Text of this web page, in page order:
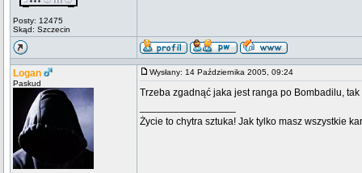
Posty: 12475
Skąd: Szczecin
Logan
Paskud
Wysłany: 14 Października 2005, 09:24
Trzeba zgadnąć jaka jest ranga po Bombadilu,
Życie to chytra sztuka! Jak tylko masz wszystkie